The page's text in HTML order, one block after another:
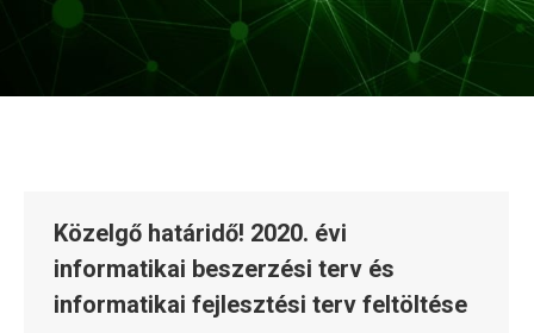
Közelgő határidő! 2020. évi
informatikai beszerzési terv és
informatikai fejlesztési terv feltöltése